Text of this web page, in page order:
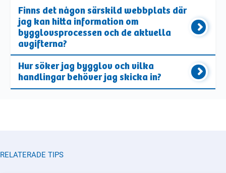
Finns det någon särskild webbplats där
jag kan hitta information om
bygglovsprocessen och de aktuella
avgifterna?
Hur söker jag bygglov och vilka
handlingar behöver jag skicka in?
RELATERADE TIPS